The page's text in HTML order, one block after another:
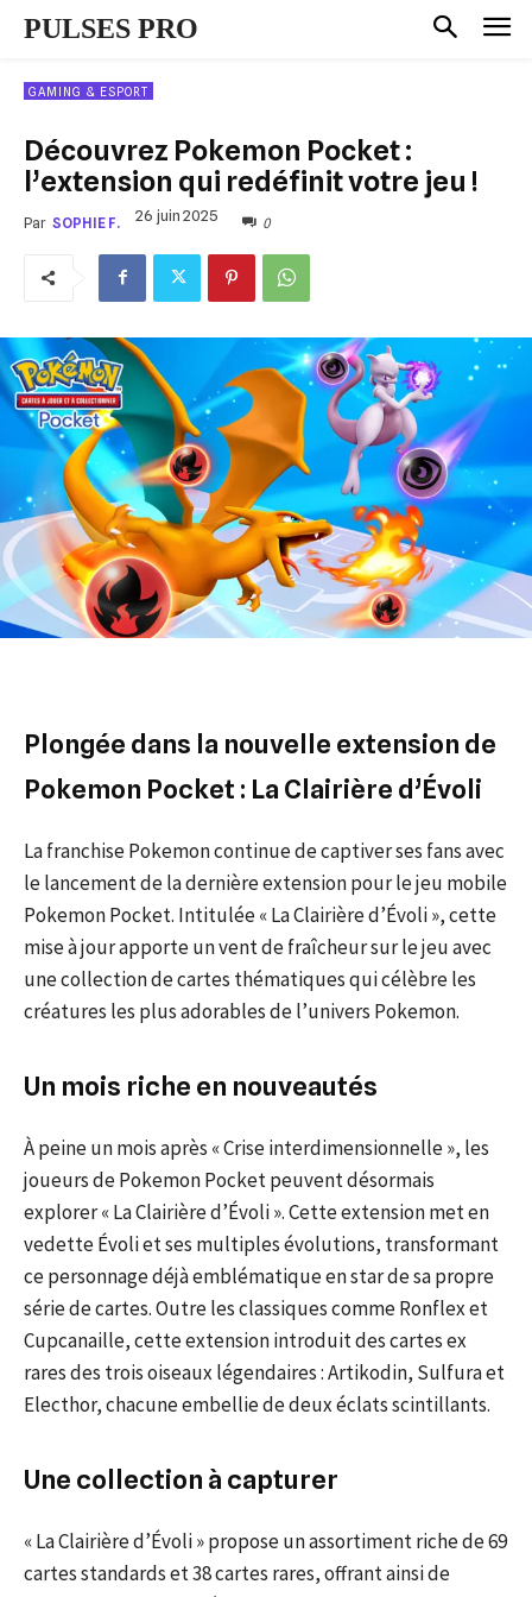
PULSES PRO
GAMING & ESPORT
Découvrez Pokemon Pocket :
l’extension qui redéfinit votre jeu !
Par SOPHIE F. 26 juin 2025 0
Plongée dans la nouvelle extension de
Pokemon Pocket : La Clairière d’Évoli
La franchise Pokemon continue de captiver ses fans avec
le lancement de la dernière extension pour le jeu mobile
Pokemon Pocket. Intitulée « La Clairière d’Évoli », cette
mise à jour apporte un vent de fraîcheur sur le jeu avec
une collection de cartes thématiques qui célèbre les
créatures les plus adorables de l’univers Pokemon.
Un mois riche en nouveautés
À peine un mois après « Crise interdimensionnelle », les
joueurs de Pokemon Pocket peuvent désormais
explorer « La Clairière d’Évoli ». Cette extension met en
vedette Évoli et ses multiples évolutions, transformant
ce personnage déjà emblématique en star de sa propre
série de cartes. Outre les classiques comme Ronflex et
Cupcanaille, cette extension introduit des cartes ex
rares des trois oiseaux légendaires : Artikodin, Sulfura et
Electhor, chacune embellie de deux éclats scintillants.
Une collection à capturer
« La Clairière d’Évoli » propose un assortiment riche de 69
cartes standards et 38 cartes rares, offrant ainsi de